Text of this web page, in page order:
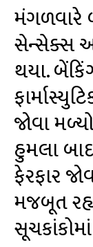
મંગળવારે
સેન્સેક્સ
થયા.
જોવા
હુમલા
ફેરફાર
મજબૂત